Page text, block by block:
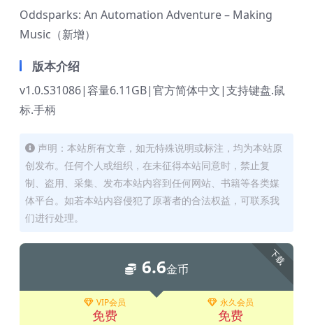
Oddsparks: An Automation Adventure – Making
Music（新增）
版本介绍
v1.0.S31086|容量6.11GB|官方简体中文|支持键盘.鼠
标.手柄
声明：本站所有文章，如无特殊说明或标注，均为本站原
创发布。任何个人或组织，在未征得本站同意时，禁止复
制、盗用、采集、发布本站内容到任何网站、书籍等各类媒
体平台。如若本站内容侵犯了原著者的合法权益，可联系我
们进行处理。
下载
6.6金币
VIP会员
免费
永久会员
免费